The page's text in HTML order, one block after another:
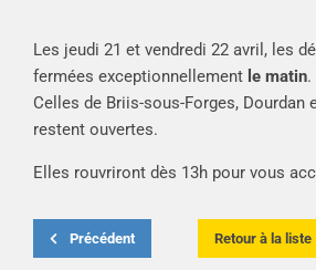
Les jeudi 21 et vendredi 22 avril, les
fermées exceptionnellement le matin.
Celles de Briis-sous-Forges, Dourdan
restent ouvertes.
Elles rouvriront dès 13h pour vous
Précédent Retour à la liste